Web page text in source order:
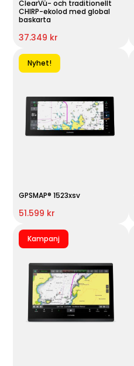
ClearVü- och traditionellt
CHIRP-ekolod med global
baskarta
37.349 kr
Nyhet!
GPSMAP® 1523xsv
51.599 kr
Kampanj